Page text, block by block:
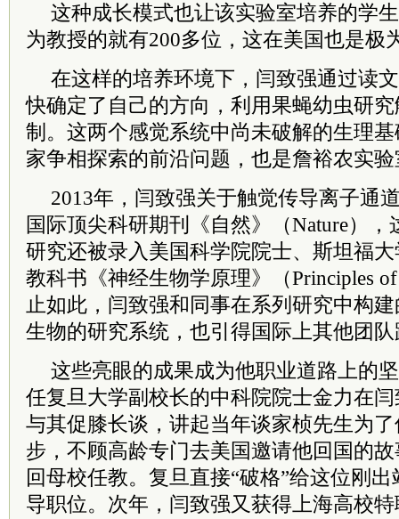
这种成长模式也让该实验室培养的学
为教授的就有200多位，这在美国也是极
在这样的培养环境下，闫致强通过读
快确定了自己的方向，利用果蝇幼虫研
制。这两个感觉系统中尚未破解的生理
家争相探索的前沿问题，也是詹裕农实
2013年，闫致强关于触觉传导离子通
国际顶尖科研期刊《自然》（Nature）
研究还被录入美国科学院院士、斯坦福
教科书《神经生物学原理》（Principles
止如此，闫致强和同事在系列研究中构
生物的研究系统，也引得国际上其他团
这些亮眼的成果成为他职业道路上的
任复旦大学副校长的中科院院士金力在
与其促膝长谈，讲起当年谈家桢先生为
步，不顾高龄专门去美国邀请他回国的
回母校任教。复旦直接“破格”给这位刚
导职位。次年，闫致强又获得上海高校特